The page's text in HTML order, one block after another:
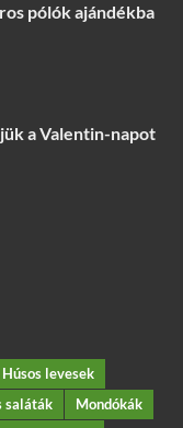
pólók ajándékba
a Valentin-napot
Húsos levesek
saláták
Mondókák